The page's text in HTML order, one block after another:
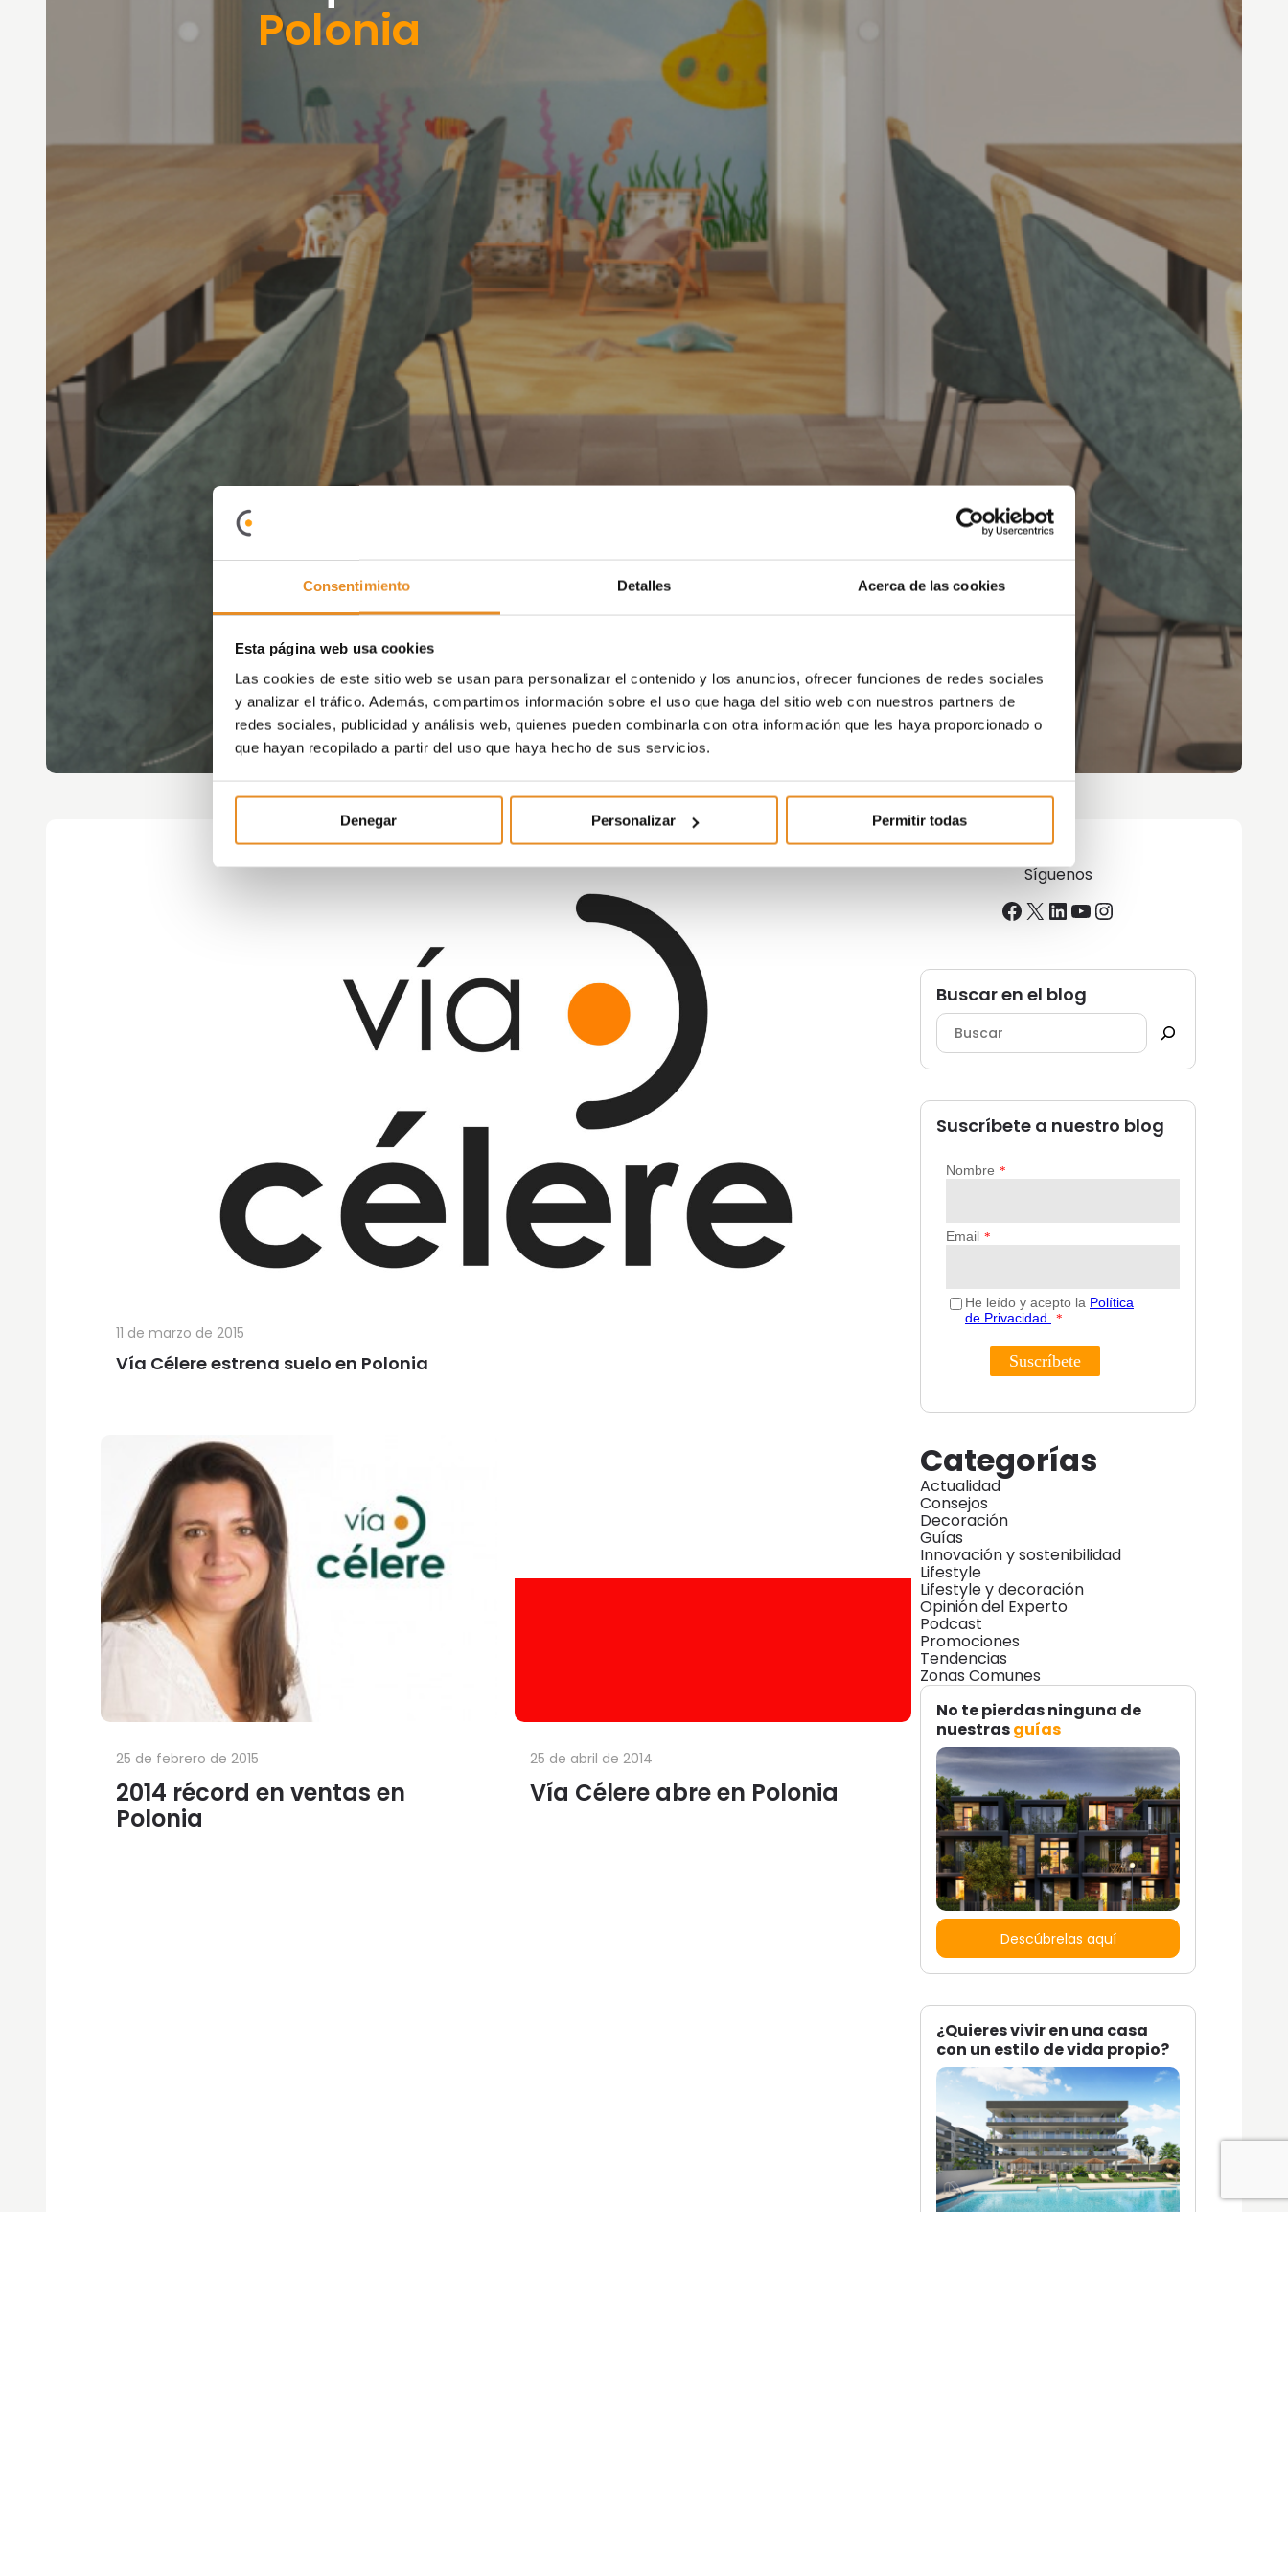
Consentimiento Detalles Acerca de las cookies
Esta página web usa cookies
Las cookies de este sitio web se usan para personalizar el contenido y los anuncios, ofrecer funciones de redes sociales
y analizar el tráfico. Además, compartimos información sobre el uso que haga del sitio web con nuestros partners de
redes sociales, publicidad y análisis web, quienes pueden combinarla con otra información que les haya proporcionado o
que hayan recopilado a partir del uso que haya hecho de sus servicios.
Denegar Personalizar Permitir todas
Polonia
Vía Célere estrena suelo en Polonia
11 de marzo de 2015
2014 récord en ventas en
Polonia
25 de febrero de 2015
Vía Célere abre en Polonia
25 de abril de 2014
Síguenos
Facebook
X LinkedIn
YouTube
Instagram
Buscar en el blog
Suscríbete a nuestro blog
Categorías
Actualidad
Consejos
Decoración
Guías
Innovación y sostenibilidad
Lifestyle
Lifestyle y decoración
Opinión del Experto
Podcast
Promociones
Tendencias
Zonas Comunes
No te pierdas ninguna de
nuestrasguías
Descúbrelas aquí
¿Quieres vivir en una casa
con un estilo de vida propio?